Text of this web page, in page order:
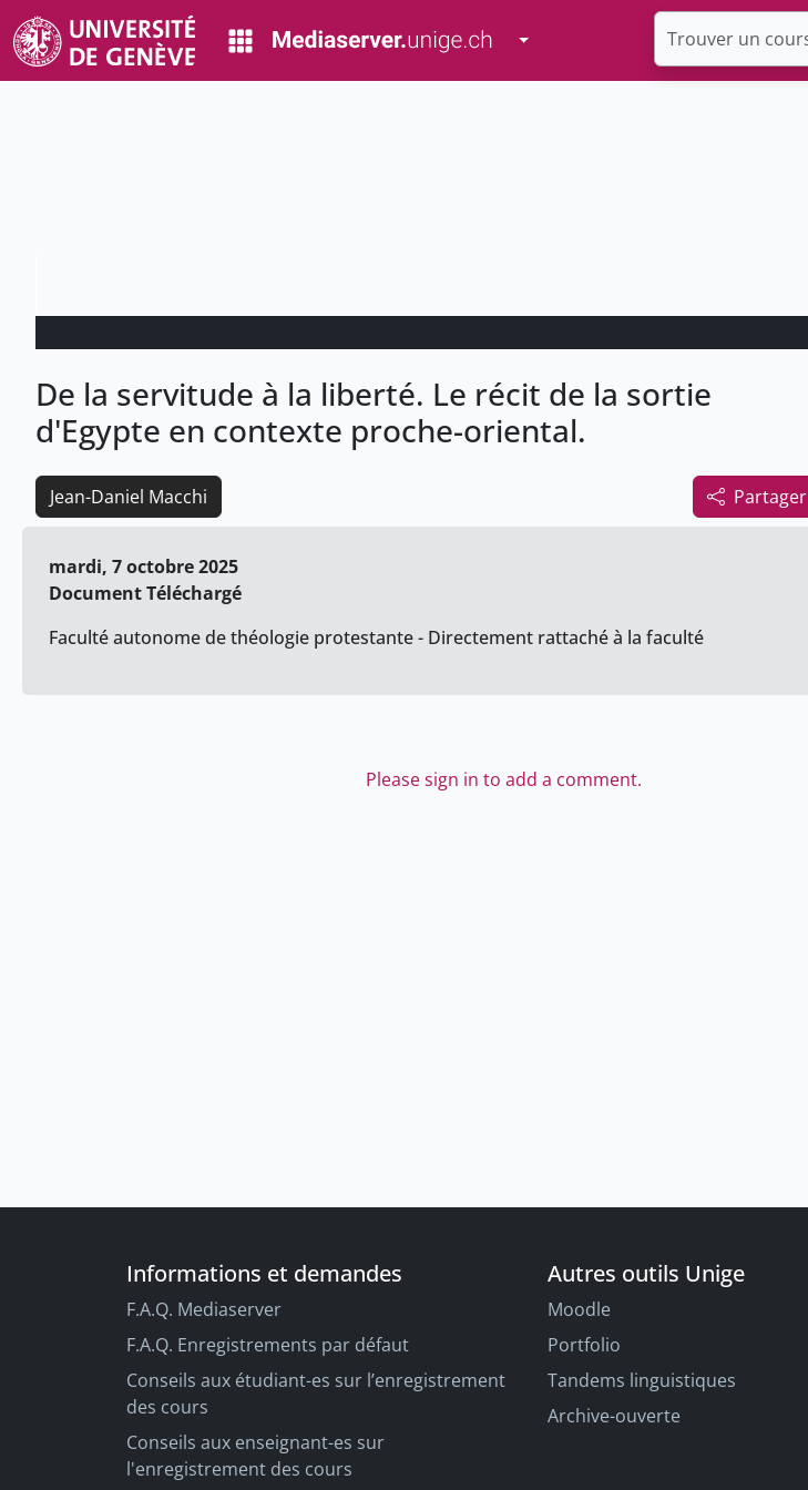
Toggle Dropdown
De la servitude à la liberté. Le récit de la sortie
d'Egypte en contexte proche-oriental.
Partager
Jean-Daniel Macchi
mardi, 7 octobre 2025
Document Téléchargé
Faculté autonome de théologie protestante - Directement rattaché à la faculté
Please sign in to add a comment.
Informations et demandes
F.A.Q. Mediaserver
F.A.Q. Enregistrements par défaut
Conseils aux étudiant-es sur l’enregistrement
des cours
Conseils aux enseignant-es sur
l'enregistrement des cours
Autres outils Unige
Moodle
Portfolio
Tandems linguistiques
Archive-ouverte